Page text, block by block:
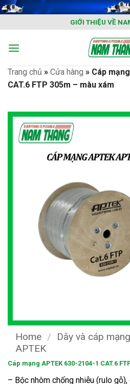
Skip
content
GIỚI THIỆU VỀ
Trang chủ » Cửa hàng » Cáp
CAT.6 FTP 305m – màu xám
Home / Dây và cáp mạng
APTEK
Cáp mạng APTEK 630-2104-1 CAT.6
– Bộc nhôm chống nhiễu (rulo